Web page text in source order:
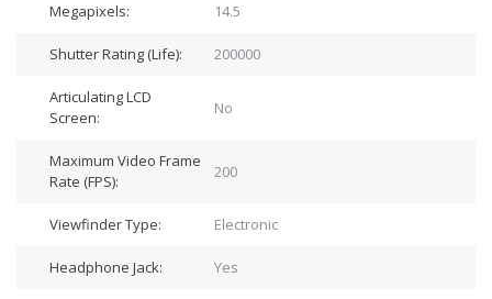
Megapixels: 14.5
Shutter Rating (Life): 200000
Articulating LCD
Screen:
No
Maximum Video Frame
Rate (FPS):
200
Viewfinder Type: Electronic
Headphone Jack: Yes